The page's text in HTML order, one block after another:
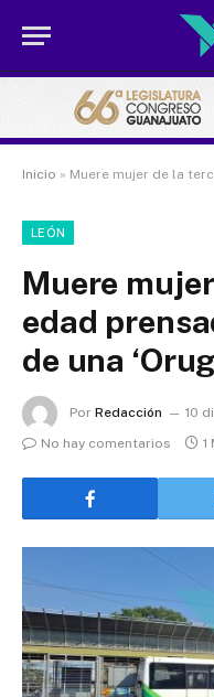
Inicio » Muere mujer de la tercera
LEÓN
Muere
edad
de una
Por Redacción
10
No hay comentarios
1